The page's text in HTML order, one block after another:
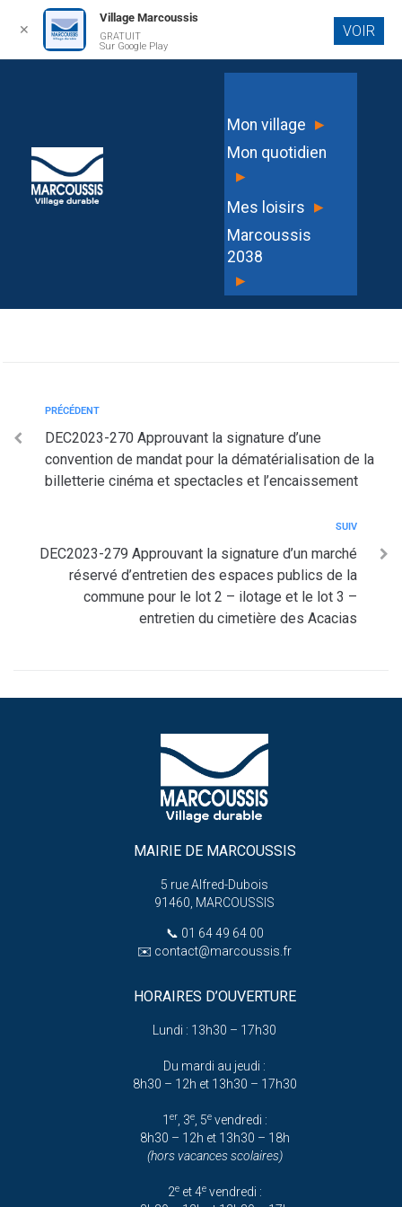
contenu
Mon village ▸
Mon quotidien
▸
Mes loisirs ▸
Marcoussis
2038
▸
tarif pour la collation du 3e âge
PRÉCÉDENT
DEC2023-270 Approuvant la signature d’une
convention de mandat pour la dématérialisation de la
billetterie cinéma et spectacles et l’encaissement
SUIV
DEC2023-279 Approuvant la signature d’un marché
réservé d’entretien des espaces publics de la
commune pour le lot 2 – ilotage et le lot 3 –
entretien du cimetière des Acacias
MAIRIE DE MARCOUSSIS
5 rue Alfred-Dubois
91460, MARCOUSSIS
📞 01 64 49 64 00
✉️ contact@marcoussis.fr
HORAIRES D’OUVERTURE
Lundi : 13h30 – 17h30
Du mardi au jeudi :
8h30 – 12h et 13h30 – 17h30
1 er, 3e, 5evendredi :
8h30 – 12h et 13h30 – 18h
(hors vacances scolaires)
2eet 4evendredi :
✕
Village Marcoussis
GRATUIT
Sur Google Play
VOIR